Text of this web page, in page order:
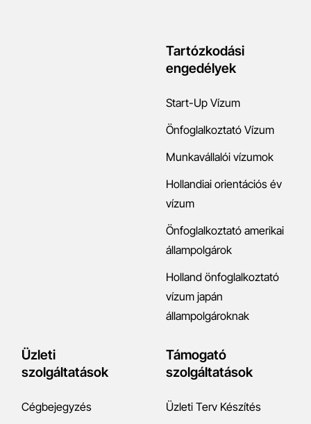
Tartózkodási
engedélyek
Start-Up Vízum
Önfoglalkoztató Vízum
Munkavállalói vízumok
Hollandiai orientációs év
vízum
Önfoglalkoztató amerikai
állampolgárok
Holland önfoglalkoztató
vízum japán
állampolgároknak
Üzleti
szolgáltatások
Cégbejegyzés
Támogató
szolgáltatások
Üzleti Terv Készítés